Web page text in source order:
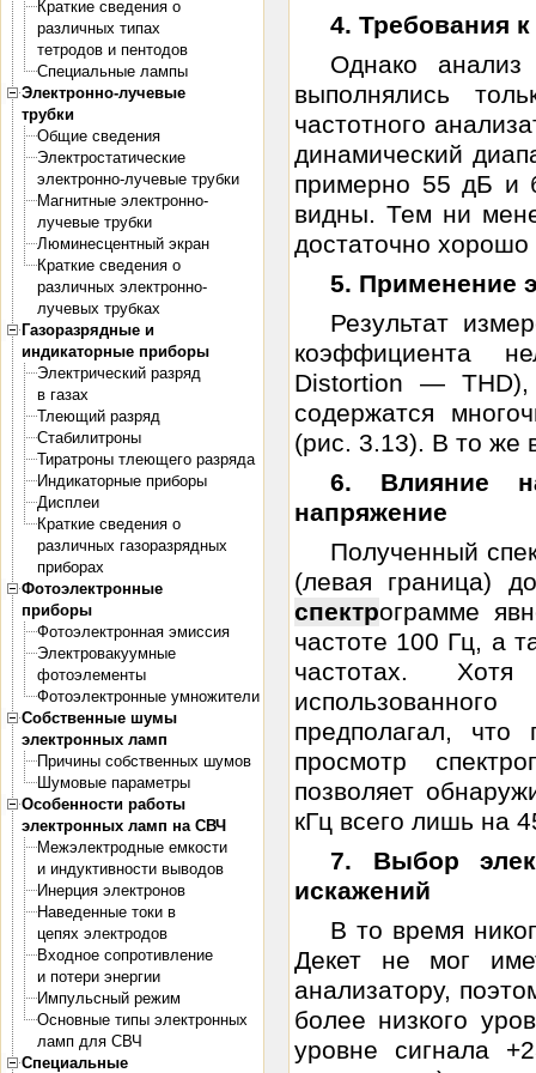
Краткие сведения о
различных типах
тетродов и пентодов
Специальные лампы
Электронно-лучевые
трубки
Общие сведения
Электростатические
электронно-лучевые трубки
Магнитные электронно-
лучевые трубки
Люминесцентный экран
Краткие сведения о
различных электронно-
лучевых трубках
Газоразрядные и
индикаторные приборы
Электрический разряд
в газах
Тлеющий разряд
Стабилитроны
Тиратроны тлеющего разряда
Индикаторные приборы
Дисплеи
Краткие сведения о
различных газоразрядных
приборах
Фотоэлектронные
приборы
Фотоэлектронная эмиссия
Электровакуумные
фотоэлементы
Фотоэлектронные умножители
Собственные шумы
электронных ламп
Причины собственных шумов
Шумовые параметры
Особенности работы
электронных ламп на СВЧ
Межэлектродные емкости
и индуктивности выводов
Инерция электронов
Наведенные токи в
цепях электродов
Входное сопротивление
и потери энергии
Импульсный режим
Основные типы электронных
ламп для СВЧ
Специальные
4. Требования
Однако анализ
выполнялись
частотного
динамический
примерно 55 дБ и
видны. Тем ни
достаточно
5. Применение
Результат
коэффициента
Distortion —
содержатся
(рис. 3.13). В то же
6. Влияние
напряжение
Полученный
(левая граница)
спектрограмме
частоте 100 Гц, а
частотах.
предполагал, что
просмотр
позволяет
кГц всего лишь на
7. Выбор
искажений
В то время
Декет не мог
анализатору,
более низкого
уровне сигнала